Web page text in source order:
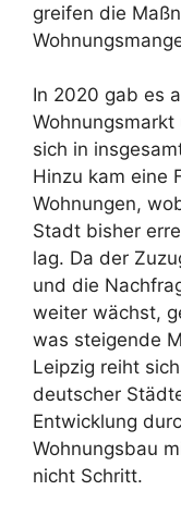
greifen die
In 2020 gab es
sich in
Hinzu kam eine
Wohnungen,
Stadt bisher
lag. Da der
und die
weiter wächst,
was steigende
Leipzig reiht
deutscher
Entwicklung
Wohnungsbau
nicht Schritt.